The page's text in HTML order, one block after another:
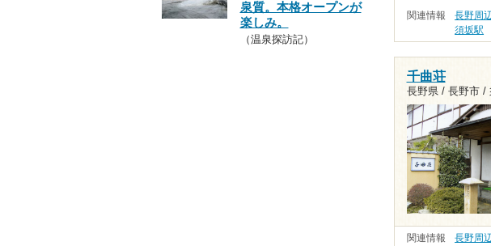
関連情報 長野周
須坂駅
千曲荘
長野県 / 長野市 /
関連情報 長野周
泉質。本格オープンが
楽しみ。
（温泉探訪記）